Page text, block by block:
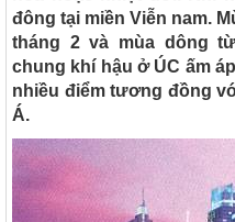
đông tại miền Viễn nam.
tháng 2 và mùa dông
chung khí hậu ở ÚC ấm
nhiều điểm tương đồng
Á.